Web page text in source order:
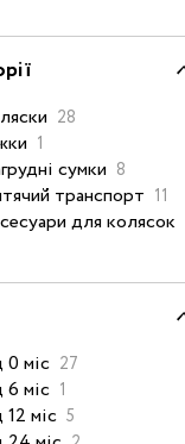
Спідня
Окуляри
Піжами
Сукні та
28
1
сумки 8
транспорт 11
для колясок
0 міс 27
6 міс 1
12 міс 5